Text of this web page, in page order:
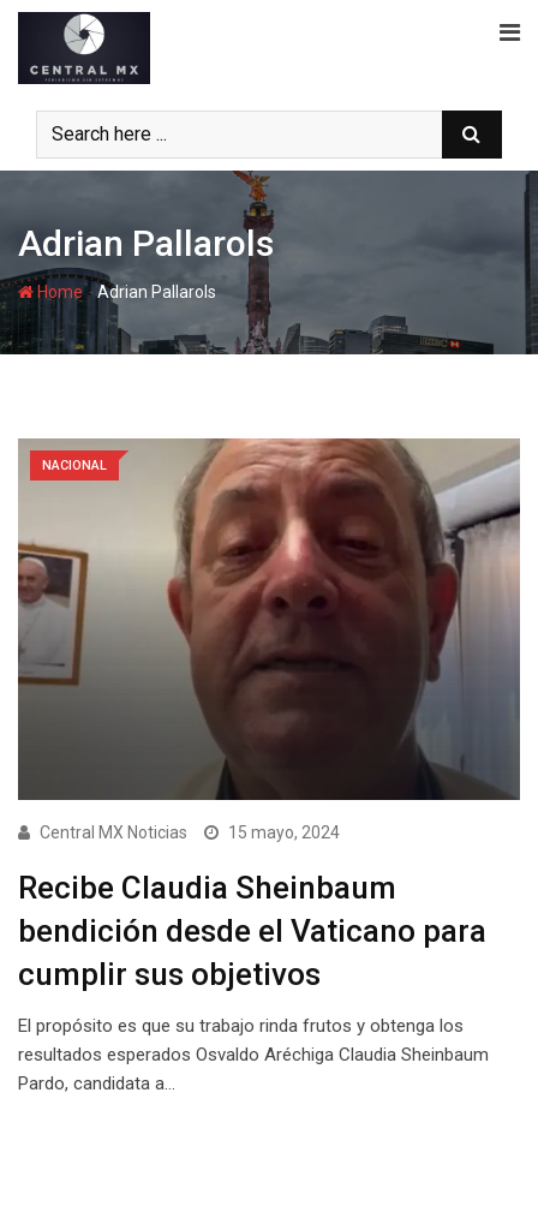
Skip
content
Adrian Pallarols
Home-Adrian Pallarols
NACIONAL
Central MX Noticias 15 mayo, 2024
Recibe Claudia Sheinbaum
bendición desde el Vaticano para
cumplir sus objetivos
El propósito es que su trabajo rinda frutos y obtenga los
resultados esperados Osvaldo Aréchiga Claudia Sheinbaum
Pardo, candidata a…